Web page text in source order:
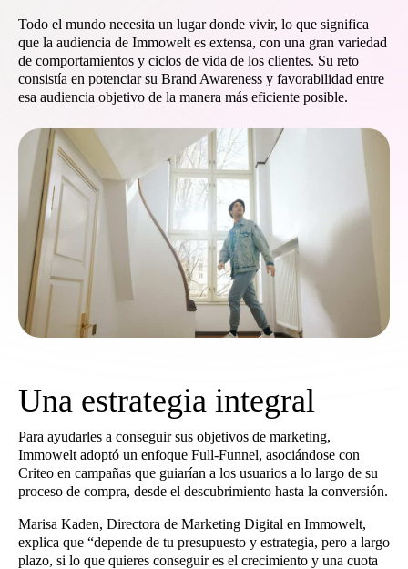
Todo el mundo necesita un lugar donde vivir, lo que significa
que la audiencia de Immowelt es extensa, con una gran variedad
de comportamientos y ciclos de vida de los clientes. Su reto
consistía en potenciar su Brand Awareness y favorabilidad entre
esa audiencia objetivo de la manera más eficiente posible.
Una estrategia integral
Para ayudarles a conseguir sus objetivos de marketing,
Immowelt adoptó un enfoque Full-Funnel, asociándose con
Criteo en campañas que guiarían a los usuarios a lo largo de su
proceso de compra, desde el descubrimiento hasta la conversión.
Marisa Kaden, Directora de Marketing Digital en Immowelt,
explica que “depende de tu presupuesto y estrategia, pero a largo
plazo, si lo que quieres conseguir es el crecimiento y una cuota